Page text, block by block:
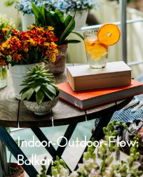
Indoor-Outdoor-
Balkon